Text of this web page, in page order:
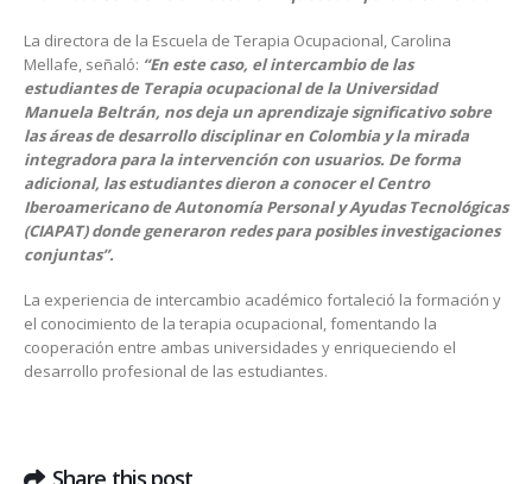
La directora de la Escuela de Terapia Ocupacional, Carolina
Mellafe, señaló: “En este caso, el intercambio de las
estudiantes de Terapia ocupacional de la Universidad
Manuela Beltrán, nos deja un aprendizaje significativo sobre
las áreas de desarrollo disciplinar en Colombia y la mirada
integradora para la intervención con usuarios. De forma
adicional, las estudiantes dieron a conocer el Centro
Iberoamericano de Autonomía Personal y Ayudas Tecnológicas
(CIAPAT) donde generaron redes para posibles investigaciones
conjuntas”.
La experiencia de intercambio académico fortaleció la formación y
el conocimiento de la terapia ocupacional, fomentando la
cooperación entre ambas universidades y enriqueciendo el
desarrollo profesional de las estudiantes.
Share this post